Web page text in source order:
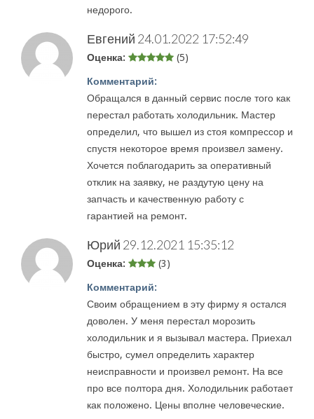
недорого.
Евгений 24.01.2022 17:52:49
Оценка: (5)
Комментарий:
Обращался в данный сервис после того как
перестал работать холодильник. Мастер
определил, что вышел из стоя компрессор и
спустя некоторое время произвел замену.
Хочется поблагодарить за оперативный
отклик на заявку, не раздутую цену на
запчасть и качественную работу с
гарантией на ремонт.
Юрий 29.12.2021 15:35:12
Оценка: (3)
Комментарий:
Своим обращением в эту фирму я остался
доволен. У меня перестал морозить
холодильник и я вызывал мастера. Приехал
быстро, сумел определить характер
неисправности и произвел ремонт. На все
про все полтора дня. Холодильник работает
как положено. Цены вполне человеческие.